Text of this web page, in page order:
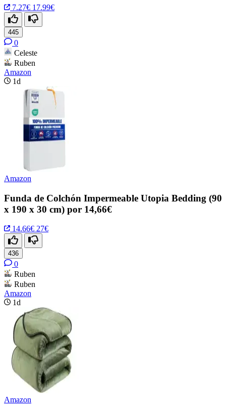
7.27€ 17.99€
445
0
Celeste
Ruben
Amazon
1d
Amazon
Funda de Colchón Impermeable Utopia Bedding (90
x 190 x 30 cm) por 14,66€
14.66€ 27€
436
0
Ruben
Ruben
Amazon
1d
Amazon